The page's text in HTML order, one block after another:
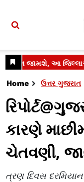
Home ઉત્તર ગુજરાત
કારણે
ચેતવણી,
ત્રણ દિવસ દરમિયાન